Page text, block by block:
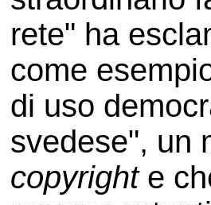
rete" ha
come
di uso
svedese", un
copyrighte